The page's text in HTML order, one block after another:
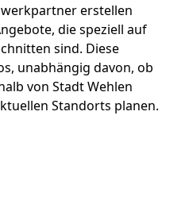
erstellen
die speziell auf
sind. Diese
unabhängig davon, ob
von Stadt Wehlen
Standorts planen.